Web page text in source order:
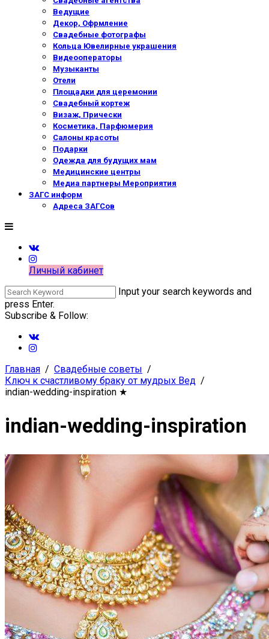
Ведущие
Декор, Офрмление
Свадебные фотографы
Кольца Ювелирные украшения
Видеооператоры
Музыканты
Отели
Площадки для церемонии
Свадебный кортеж
Визаж, Прически
Косметика, Парфюмерия
Салоны красоты
Подарки
Одежда для будущих мам
Медицинские центры
Медиа партнеры Мероприятия
ЗАГС информ
Адреса ЗАГСов
Личный кабинет
Input your search keywords and
press Enter.
Subscribe & Follow:
Главная
Свадебные советы
Ключ к счастливому браку от мудрых Вед
indian-wedding-inspiration ★
indian-wedding-inspiration